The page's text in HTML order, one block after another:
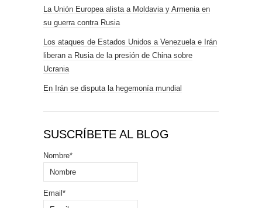
La Unión Europea alista a Moldavia y Armenia en
su guerra contra Rusia
Los ataques de Estados Unidos a Venezuela e Irán
liberan a Rusia de la presión de China sobre
Ucrania
En Irán se disputa la hegemonía mundial
SUSCRÍBETE AL BLOG
Nombre*
Email*